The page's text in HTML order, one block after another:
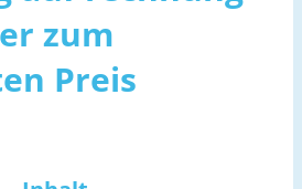
zum
Preis